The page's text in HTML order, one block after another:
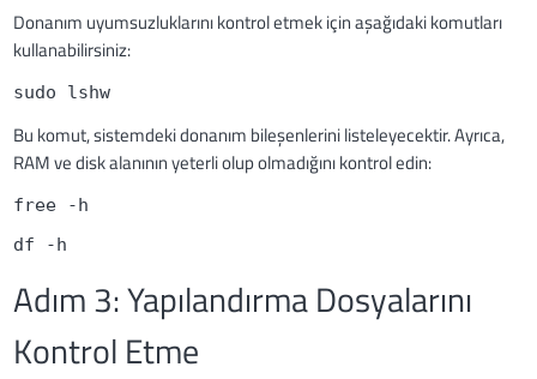
Donanım uyumsuzluklarını kontrol etmek için aşağıdaki komutları
kullanabilirsiniz:
sudo lshw
Bu komut, sistemdeki donanım bileşenlerini listeleyecektir. Ayrıca,
RAM ve disk alanının yeterli olup olmadığını kontrol edin:
free -h
df -h
Adım 3: Yapılandırma Dosyalarını
Kontrol Etme